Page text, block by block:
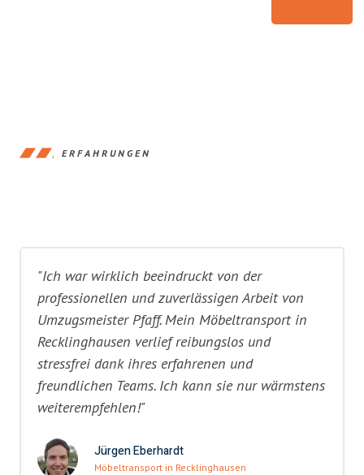
ERFAHRUNGEN
"Ich war wirklich beeindruckt von der
professionellen und zuverlässigen Arbeit von
Umzugsmeister Pfaff. Mein Möbeltransport in
Recklinghausen verlief reibungslos und
stressfrei dank ihres erfahrenen und
freundlichen Teams. Ich kann sie nur wärmstens
weiterempfehlen!"
Jürgen Eberhardt
Möbeltransport in Recklinghausen